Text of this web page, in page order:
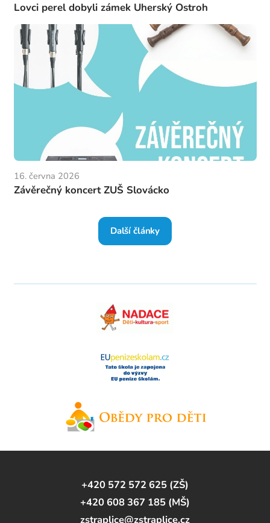
Lovci perel dobyli zámek Uherský Ostroh
16. června 2026
Závěrečný koncert ZUŠ Slovácko
Další články
+420 572 572 625 (ZŠ)
+420 608 367 185 (MŠ)
zstraplice@zstraplice.cz